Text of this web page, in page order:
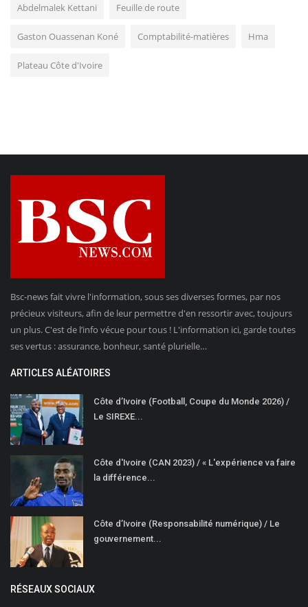
Abdelmalek Kettani Feuille de route
Gaston Ouassenan Koné Comptabilité-matières Hma
Plateau Côte d'Ivoire
Bsc-news fait vivre l'information, sous ses diverses formes, par nos
précieux visiteurs, afin de leur permettre d'en ressortir avec, toujours
un plus. C'est de l’info vécue pour tous ! L'information ici, garde toutes
ses vertus : assurance, bonheur, santé plurielle…
ARTICLES ALÉATOIRES
Côte d’Ivoire (Football, Coupe du Monde 2026) /
Le SIREXE...
Côte d'Ivoire (CAN 2023) / « L'expérience va faire
la différence...
Côte d’Ivoire (Responsabilité numérique) / Le
gouvernement...
RÉSEAUX SOCIAUX